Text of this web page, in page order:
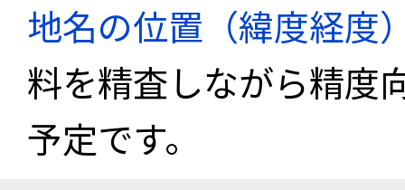
地名の位置（緯度経度
料を精査しながら精度
予定です。